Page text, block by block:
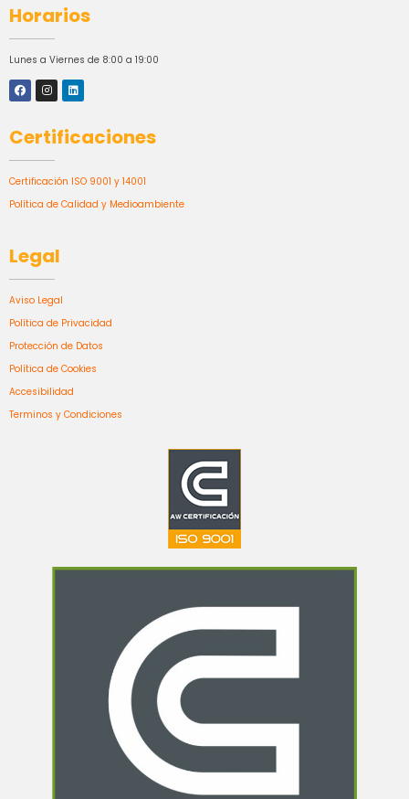
Horarios
Lunes a Viernes de 8:00 a 19:00
Certificaciones
Certificación ISO 9001 y 14001
Política de Calidad y Medioambiente
Legal
Aviso Legal
Política de Privacidad
Protección de Datos
Política de Cookies
Accesibilidad
Terminos y Condiciones